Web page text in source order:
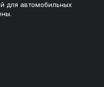
для автомобильных